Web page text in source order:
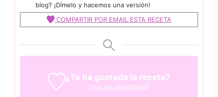
blog? ¡Dímelo y hacemos una versión!
COMPARTIR POR EMAIL ESTA RECETA
¿Te ha gustado la receta?
¡Deja un comentario!